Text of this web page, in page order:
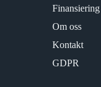
Finansiering
Om oss
Kontakt
GDPR